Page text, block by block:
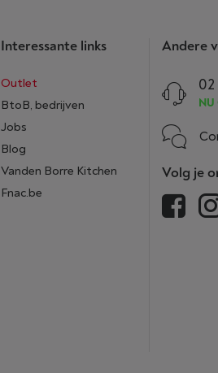
Interessante links
Outlet
BtoB, bedrijven
Jobs
Blog
Vanden Borre Kitchen
Fnac.be
Andere
NU
Volg je